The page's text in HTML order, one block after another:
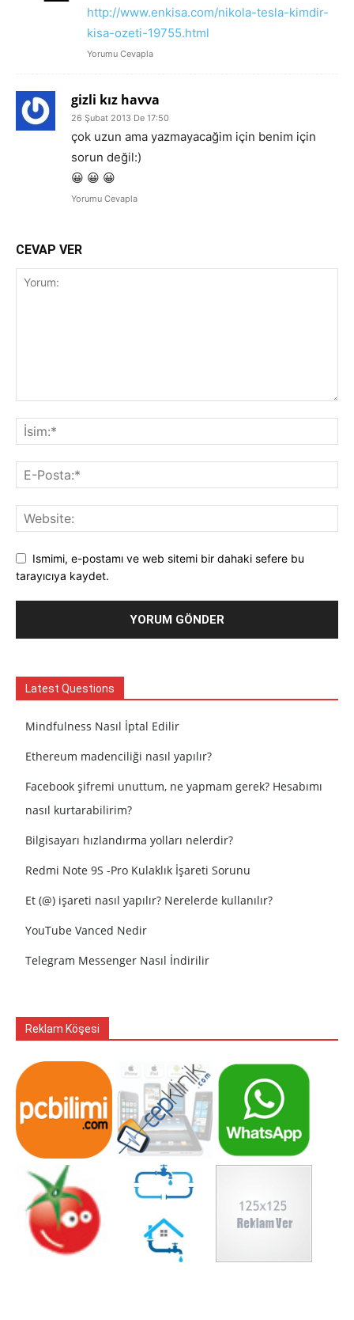
http://www.enkisa.com/nikola-tesla-kimdir-
kisa-ozeti-19755.html
Yorumu Cevapla
gizli kız havva
26 Şubat 2013 De 17:50
çok uzun ama yazmayacağim için benim için
sorun değil:)
😀 😀 😀
Yorumu Cevapla
CEVAP VER
Ismimi, e-postamı ve web sitemi bir dahaki sefere bu
tarayıcıya kaydet.
Latest Questions
Mindfulness Nasıl İptal Edilir
Ethereum madenciliği nasıl yapılır?
Facebook şifremi unuttum, ne yapmam gerek? Hesabımı
nasıl kurtarabilirim?
Bilgisayarı hızlandırma yolları nelerdir?
Redmi Note 9S -Pro Kulaklık İşareti Sorunu
Et (@) işareti nasıl yapılır? Nerelerde kullanılır?
YouTube Vanced Nedir
Telegram Messenger Nasıl İndirilir
Reklam Köşesi